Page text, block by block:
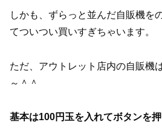
しかも、ずらっと並んだ自販機を
てついつい買いすぎちゃいます。
ただ、アウトレット店内の自販機
～＾＾
基本は100円玉を入れてボタンを